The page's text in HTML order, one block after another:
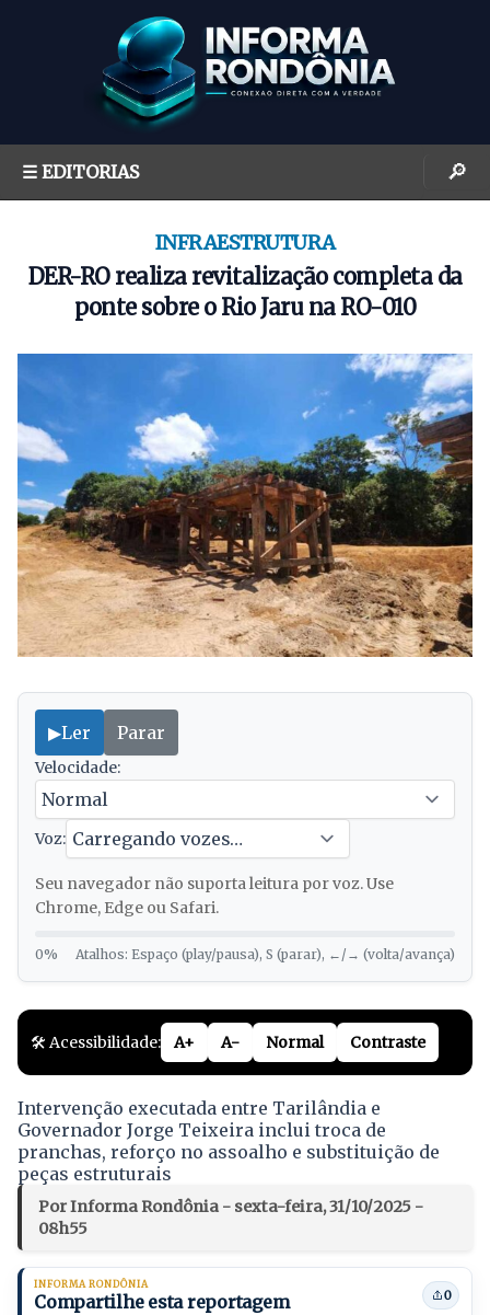
☰ EDITORIAS 🔎
INFRAESTRUTURA
DER-RO realiza revitalização completa da
ponte sobre o Rio Jaru na RO-010
▶Ler Parar
Velocidade:
Voz:
Seu navegador não suporta leitura por voz. Use
Chrome, Edge ou Safari.
0% Atalhos: Espaço (play/pausa), S (parar), ←/→ (volta/avança)
🛠️ Acessibilidade: A+ A- Normal Contraste
Intervenção executada entre Tarilândia e
Governador Jorge Teixeira inclui troca de
pranchas, reforço no assoalho e substituição de
peças estruturais
Por Informa Rondônia - sexta-feira, 31/10/2025 -
08h55
INFORMA RONDÔNIA
Compartilhe esta reportagem 0